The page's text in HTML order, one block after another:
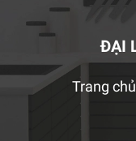
ĐẠI
Trang chủ